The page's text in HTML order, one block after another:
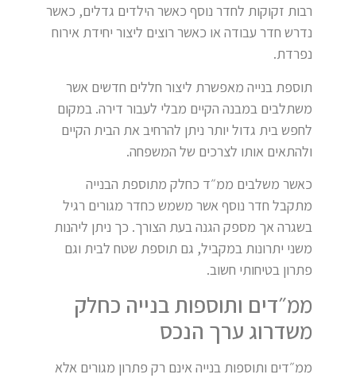
רבות זקוקות לחדר נוסף כאשר הילדים גדלים, כאשר
נדרש חדר עבודה או כאשר רוצים ליצור יחידת אירוח
נפרדת.
תוספת בנייה מאפשרת ליצור חללים חדשים אשר
משתלבים במבנה הקיים מבלי לעבור דירה. במקום
לחפש בית גדול יותר ניתן להרחיב את הבית הקיים
ולהתאים אותו לצרכים של המשפחה.
כאשר משלבים ממ״ד כחלק מתוספת הבנייה
מתקבל חדר נוסף אשר משמש כחדר מגורים רגיל
בשגרה אך מספק הגנה בעת הצורך. כך ניתן ליהנות
משני יתרונות במקביל, גם תוספת שטח לבית וגם
פתרון בטיחותי חשוב.
ממ״דים ותוספות בנייה כחלק
משדרוג ערך הנכס
ממ״דים ותוספות בנייה אינם רק פתרון מגורים אלא